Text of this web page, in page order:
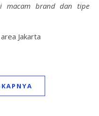
macam brand dan tipe
Jakarta